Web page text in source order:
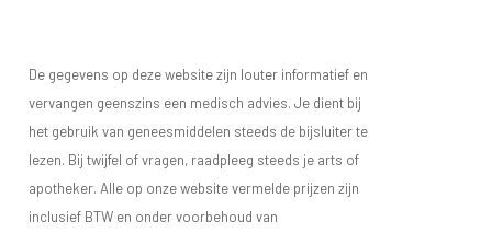
De gegevens op deze website zijn louter informatief en
vervangen geenszins een medisch advies. Je dient bij
het gebruik van geneesmiddelen steeds de bijsluiter te
lezen. Bij twijfel of vragen, raadpleeg steeds je arts of
apotheker. Alle op onze website vermelde prijzen zijn
inclusief BTW en onder voorbehoud van